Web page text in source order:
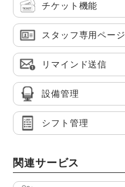
チケット機能
スタッフ専用ページ
リマインド送信
設備管理
シフト管理
関連サービス